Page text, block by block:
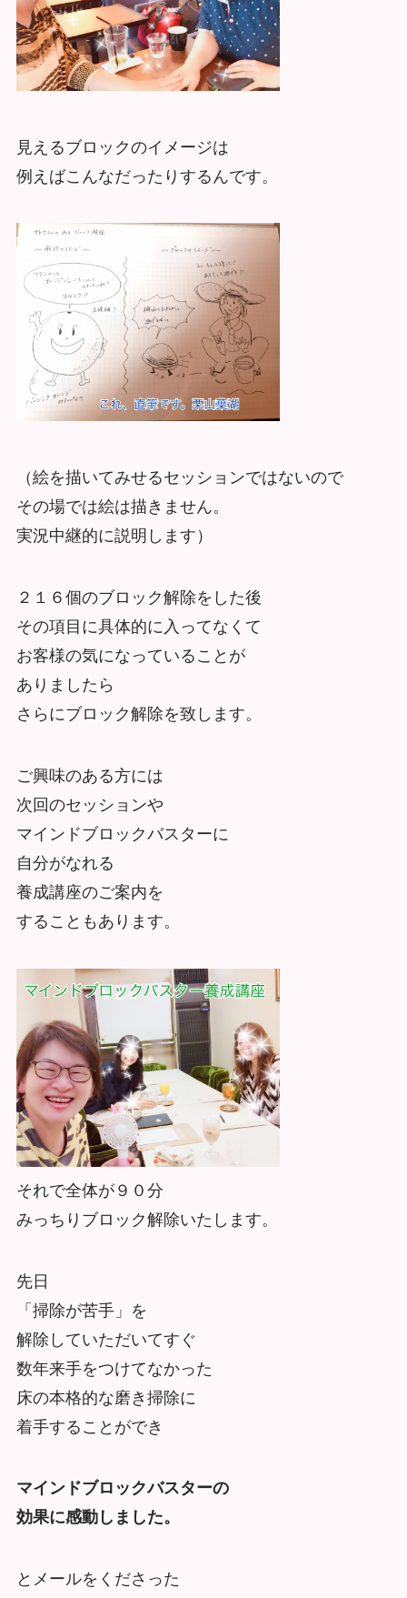
見えるブロックのイメージは
例えばこんなだったりするんです。
（絵を描いてみせるセッションではないので
その場では絵は描きません。
実況中継的に説明します）
２１６個のブロック解除をした後
その項目に具体的に入ってなくて
お客様の気になっていることが
ありましたら
さらにブロック解除を致します。
ご興味のある方には
次回のセッションや
マインドブロックバスターに
自分がなれる
養成講座のご案内を
することもあります。
それで全体が９０分
みっちりブロック解除いたします。
先日
「掃除が苦手」を
解除していただいてすぐ
数年来手をつけてなかった
床の本格的な磨き掃除に
着手することができ
マインドブロックバスターの
効果に感動しました。
とメールをくださった